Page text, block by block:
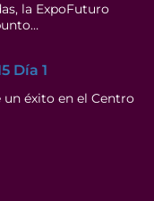
la ExpoFuturo
Día 1
un éxito en el Centro